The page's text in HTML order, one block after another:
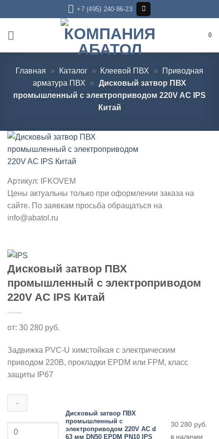
to
content
+7 (495) 240-86-23
0
Главная » Каталог » Клеевой ПВХ »
Приводная
арматура ПВХ
» Дисковый затвор ПВХ
промышленный с электроприводом 220V AC IPS
Китай
Артикул:
IFKOVEM
Цены актуальны только при оформлении заказа на
сайте. По заявкам просьба обращаться на
info@abatol.ru
Дисковый затвор ПВХ
промышленный с электроприводом
220V AC IPS Китай
от: 30 280 руб.
Задвижка PVC-U химстойкая с электрическим
приводом 220В, прокладки EPDM или FPM, класс
защиты IP67
Количество
товара
Дисковый
Дисковый затвор ПВХ
промышленный с
электроприводом 220V AC d
63 мм DN50 EPDM PN10 IPS
30 280 руб.
в наличии